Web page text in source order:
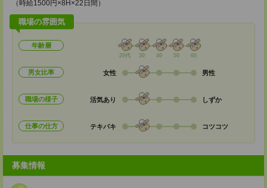
（時給1500円×8H×22日間）
職場の雰囲気
年齢層
20代 30 40 50 60
男女比率 女性 男性
職場の様子 活気あり しずか
仕事の仕方 テキパキ コツコツ
募集情報